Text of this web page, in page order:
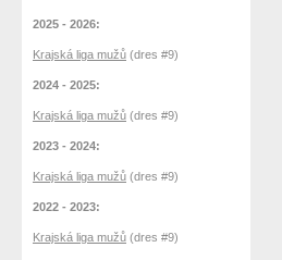
2025 - 2026:
Krajská liga mužů (dres #9)
2024 - 2025:
Krajská liga mužů (dres #9)
2023 - 2024:
Krajská liga mužů (dres #9)
2022 - 2023:
Krajská liga mužů (dres #9)